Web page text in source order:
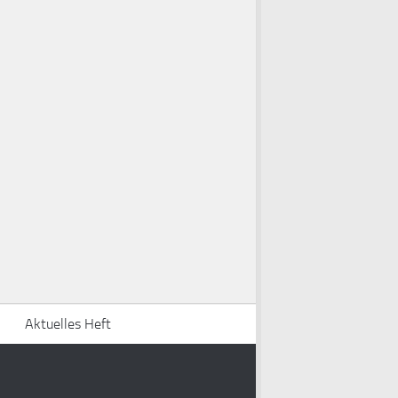
Aktuelles Heft